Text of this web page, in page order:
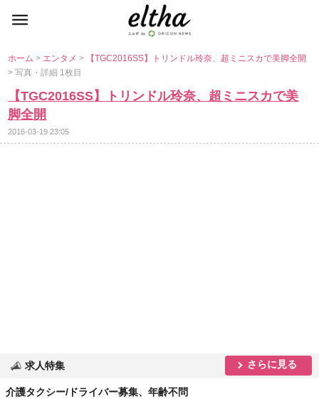
ホーム> エンタメ>
【TGC2016SS】トリンドル玲奈、超ミニスカで美脚全開
> 写真・詳細 1枚目
【TGC2016SS】トリンドル玲奈、超ミニスカで美
脚全開
2016-03-19 23:05
求人特集 さらに見る
介護タクシー/ドライバー募集、年齢不問